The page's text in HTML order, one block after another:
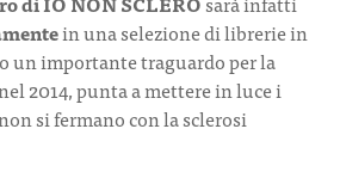
in una selezione di librerie in
un importante traguardo per la
2014, punta a mettere in luce i
si fermano con la sclerosi